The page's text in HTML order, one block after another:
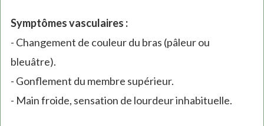
Symptômes vasculaires :
- Changement de couleur du bras (pâleur ou
bleuâtre).
- Gonflement du membre supérieur.
- Main froide, sensation de lourdeur inhabituelle.